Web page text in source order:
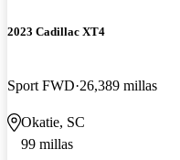
2023 Cadillac XT4
Sport FWD 26,389 millas
Okatie, SC
99 millas